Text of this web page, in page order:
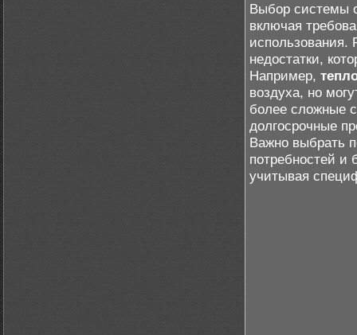
Выбор системы
включая
недостатки,
Например,
воздуха, но
более сложные
долгосрочные
Важно выбрать
потребностей и
учитывая